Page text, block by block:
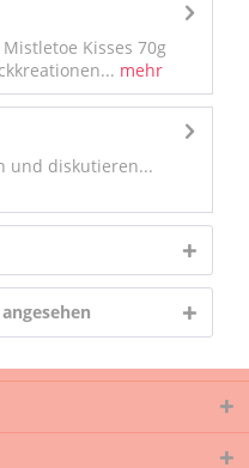
Kisses 70g
mehr
und diskutieren...